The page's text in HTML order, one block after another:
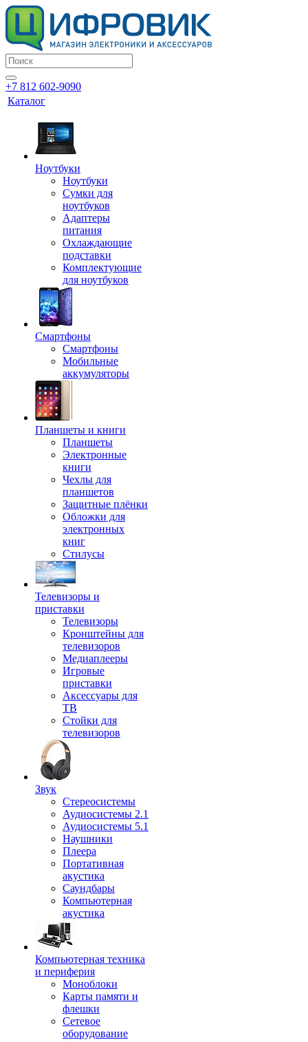
+7 812 602-9090
Каталог
Ноутбуки
Ноутбуки
Сумки для
ноутбуков
Адаптеры
питания
Охлаждающие
подставки
Комплектующие
для ноутбуков
Смартфоны
Смартфоны
Мобильные
аккумуляторы
Планшеты и книги
Планшеты
Электронные
книги
Чехлы для
планшетов
Защитные плёнки
Обложки для
электронных
книг
Стилусы
Телевизоры и
приставки
Телевизоры
Кронштейны для
телевизоров
Медиаплееры
Игровые
приставки
Аксессуары для
ТВ
Стойки для
телевизоров
Звук
Стереосистемы
Аудиосистемы 2.1
Аудиосистемы 5.1
Наушники
Плеера
Портативная
акустика
Саундбары
Компьютерная
акустика
Компьютерная техника
и периферия
Моноблоки
Карты памяти и
флешки
Сетевое
оборудование